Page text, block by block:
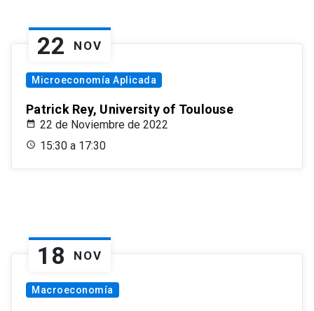
22 NOV
Microeconomía Aplicada
Patrick Rey, University of Toulouse
22 de Noviembre de 2022
15:30 a 17:30
18 NOV
Macroeconomía